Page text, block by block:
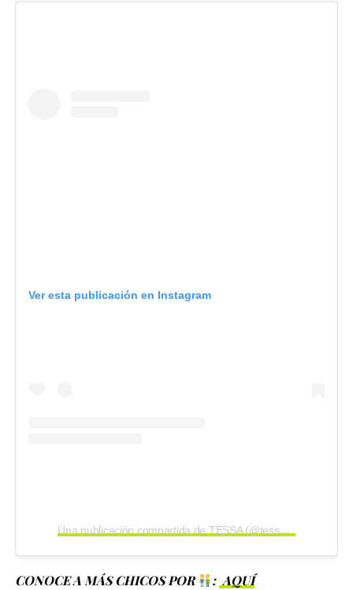
Ver esta publicación en Instagram
Una publicación compartida de TESSA (@tessatesticle)
CONOCE A MÁS CHICOS POR : AQUÍ